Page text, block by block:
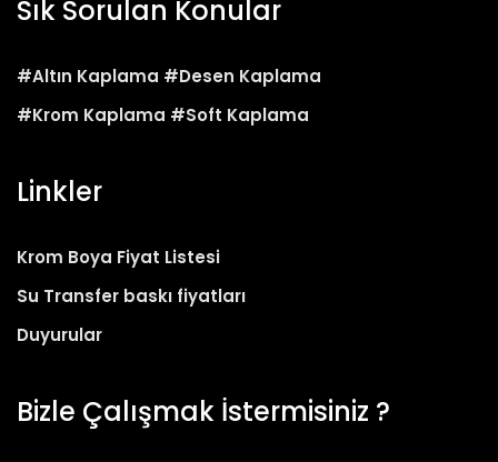
Sık Sorulan Konular
#Altın Kaplama #Desen Kaplama
#Krom Kaplama #Soft Kaplama
Linkler
Krom Boya Fiyat Listesi
Su Transfer baskı fiyatları
Duyurular
Bizle Çalışmak İstermisiniz ?